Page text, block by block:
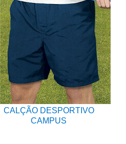
CALÇÃO DESPORTIVO
CAMPUS